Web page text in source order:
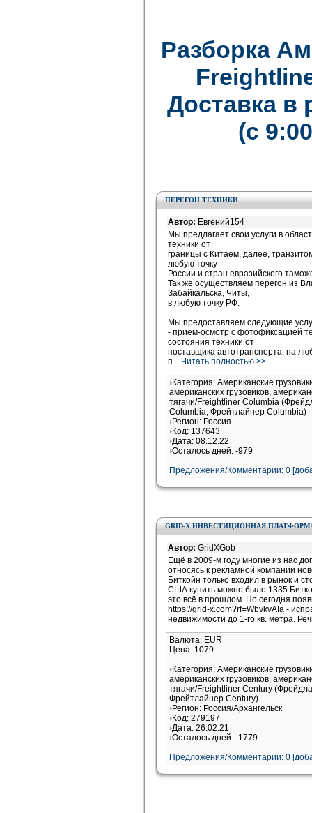
Разборка
Доставка в
(с
ПЕРЕГОН ТЕХНИКИ
Автор: Евгений154
Мы предлагает свои услуги в
техники от
границы с Китаем, далее,
любую точку
России и стран евразийского
Так же осуществляем перегон из
Забайкальска, Читы,
в любую точку РФ.
Мы предоставляем следующие
- прием-осмотр с фотофиксацией
состояния техники от
поставщика автотранспорта, на
п... Читать полностью >>
Категория: Американские
американских грузовиков,
тягачи/Freightliner Columbia
Columbia, Фрейтлайнер Columbia)
Регион: Россия
Код: 137643
Дата: 08.12.22
Осталось дней: -979
Предложения/Комментарии: 0
GRID-X ИНВЕСТИЦИОННАЯ
Автор: GridXGob
Ещё в 2009-м году многие из нас
относясь к рекламной компании
Биткойн только входил в рынок и
США купить можно было 1335
это всё в прошлом. Но сегодня
https://grid-x.com?rf=WbvkvAIa -
недвижимости до 1-го кв. метра.
Валюта: EUR
Цена: 1079
Категория: Американские
американских грузовиков,
тягачи/Freightliner Century
Фрейтлайнер Century)
Регион: Россия/Архангельск
Код: 279197
Дата: 26.02.21
Осталось дней: -1779
Предложения/Комментарии: 0